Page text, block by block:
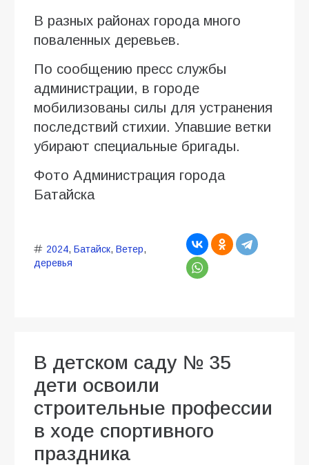
В разных районах города много
поваленных деревьев.
По сообщению пресс службы
администрации, в городе
мобилизованы силы для устранения
последствий стихии. Упавшие ветки
убирают специальные бригады.
Фото Администрация города
Батайска
2024, Батайск, Ветер,
деревья
В детском саду № 35
дети освоили
строительные профессии
в ходе спортивного
праздника